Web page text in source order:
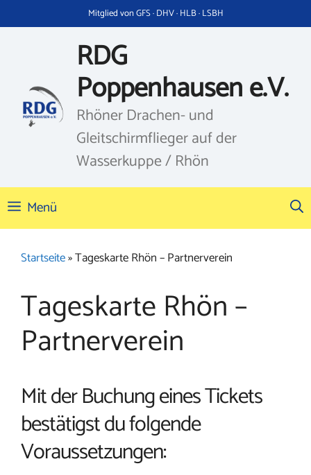
Inhalt
Mitglied von GFS · DHV · HLB · LSBH
RDG
Poppenhausen e.V.
Rhöner Drachen- und
Gleitschirmflieger auf der
Wasserkuppe / Rhön
Menü
Startseite»Tageskarte Rhön – Partnerverein
Tageskarte Rhön –
Partnerverein
Mit der Buchung eines Tickets
bestätigst du folgende
Voraussetzungen: